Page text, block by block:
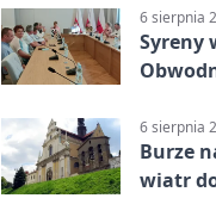
6 sierpnia
Syreny
6 sierpnia
Burze
wiatr